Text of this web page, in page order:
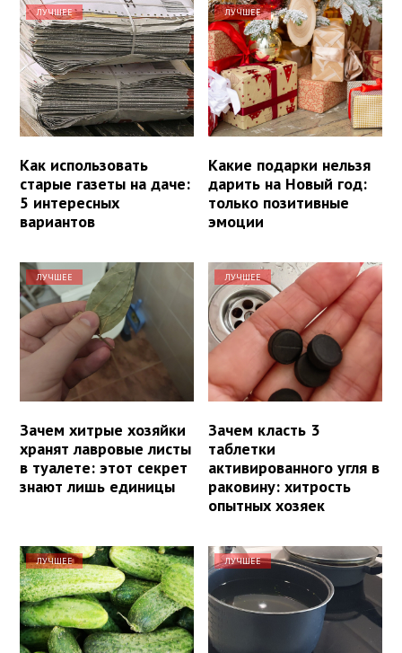
ЛУЧШЕЕ
Как использовать
старые газеты на даче:
5 интересных
вариантов
ЛУЧШЕЕ
Какие подарки нельзя
дарить на Новый год:
только позитивные
эмоции
ЛУЧШЕЕ
Зачем хитрые хозяйки
хранят лавровые листы
в туалете: этот секрет
знают лишь единицы
ЛУЧШЕЕ
Зачем класть 3
таблетки
активированного угля в
раковину: хитрость
опытных хозяек
ЛУЧШЕЕ ЛУЧШЕЕ